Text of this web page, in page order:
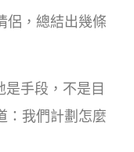
侶，總結出幾條
是手段，不是目
：我們計劃怎麼